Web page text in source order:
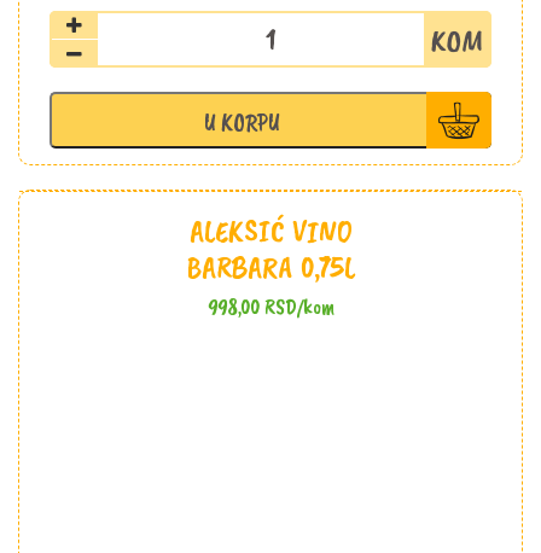
Vinarija
Dika
beli
0,75l
količina
U KORPU
ALEKSIĆ VINO
BARBARA 0,75L
998,00RSD/kom